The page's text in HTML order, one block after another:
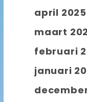
april 2025
maart
februari
januari